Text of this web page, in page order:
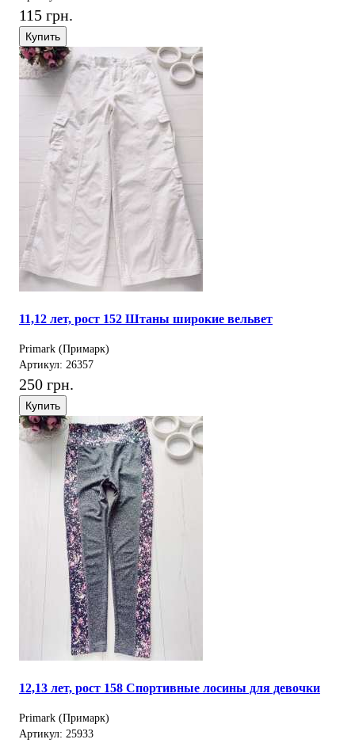
115 грн.
Купить
11,12 лет, рост 152 Штаны широкие вельвет
Primark (Примарк)
Артикул: 26357
250 грн.
Купить
12,13 лет, рост 158 Спортивные лосины для девочки
Primark (Примарк)
Артикул: 25933